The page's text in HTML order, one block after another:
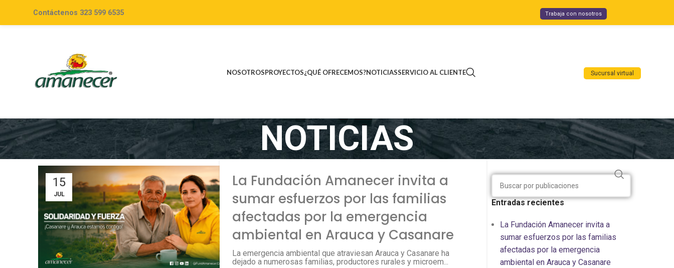
Contáctenos 323 599 6535 Trabaja con nosotros
NOSOTROSPROYECTOS¿QUÉ OFRECEMOS?NOTICIASSERVICIO AL CLIENTE Sucursal virtual
NOTICIAS
15
JUL
La Fundación Amanecer invita a
sumar esfuerzos por las familias
afectadas por la emergencia
ambiental en Arauca y Casanare
La emergencia ambiental que atraviesan Arauca y Casanare ha
dejado a numerosas familias, productores rurales y microem...
Entradas recientes
La Fundación Amanecer invita a
sumar esfuerzos por las familias
afectadas por la emergencia
ambiental en Arauca y Casanare